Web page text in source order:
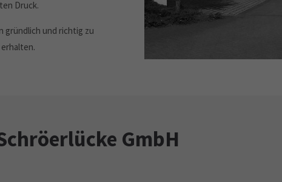
Druck.
gründlich und richtig zu
GmbH